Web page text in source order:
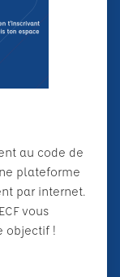
au code de
plateforme
par internet.
vous
objectif !